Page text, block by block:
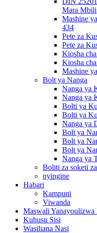
Mara Mbili
Mashine
434
Pete za
Pete za
Kiosha
Kiosha
Mashine
Bolt ya Nanga
Nanga ya
Nanga ya
Bolti ya
Bolti ya
Nanga ya
Bolt ya
Bolt ya
Bolt ya
Nanga ya
Boliti za soketi
nyingine
Habari
Kampuni
Viwanda
Maswali Yanayoulizwa
Kuhusu Sisi
Wasiliana Nasi